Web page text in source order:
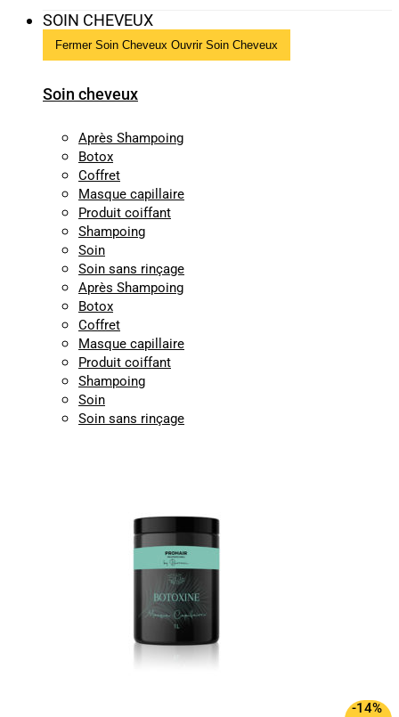
SOIN CHEVEUX
Fermer Soin Cheveux Ouvrir Soin Cheveux
Soin cheveux
Après Shampoing
Botox
Coffret
Masque capillaire
Produit coiffant
Shampoing
Soin
Soin sans rinçage
Après Shampoing
Botox
Coffret
Masque capillaire
Produit coiffant
Shampoing
Soin
Soin sans rinçage
-14%